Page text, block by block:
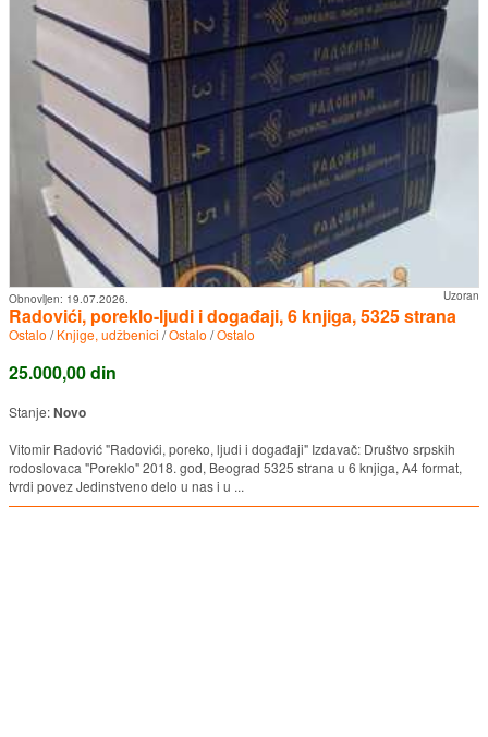
Uzoran
Obnovljen: 19.07.2026.
Radovići, poreklo-ljudi i događaji, 6 knjiga, 5325 strana
Ostalo /Knjige, udžbenici /Ostalo /Ostalo
25.000,00 din
Stanje:Novo
Vitomir Radović "Radovići, poreko, ljudi i događaji" Izdavač: Društvo srpskih
rodoslovaca "Poreklo" 2018. god, Beograd 5325 strana u 6 knjiga, A4 format,
tvrdi povez Jedinstveno delo u nas i u ...